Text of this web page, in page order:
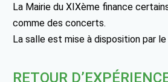
La Mairie du XIXème finance
comme des concerts.
La salle est mise à disposition par
RETOUR